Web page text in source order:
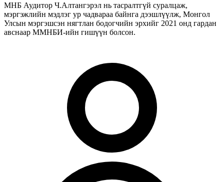
МНБ Аудитор Ч.Алтангэрэл нь тасралтгүй суралцаж,
мэргэжлийн мэдлэг ур чадвараа байнга дээшлүүлж, Монгол
Улсын мэргэшсэн нягтлан бодогчийн эрхийг 2021 онд гардан
авснаар ММНБИ-ийн гишүүн болсон.